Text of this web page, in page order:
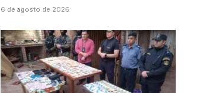
6 de agosto de 2026